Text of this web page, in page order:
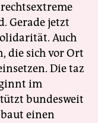
Gerade jetzt
Auch
die sich vor Ort
Die taz
im
bundesweit
einen